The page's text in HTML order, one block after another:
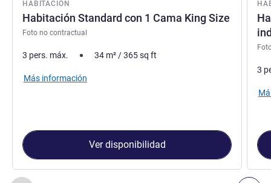
HABITACIÓN
Habitación Standard con 1 Cama King Size
Foto no contractual
3 pers. máx. 34 m²/365sq ft
Más información
Ver disponibilidad
3